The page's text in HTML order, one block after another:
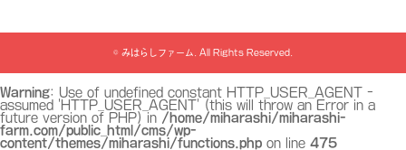
© みはらしファーム . All Rights Reserved.
Warning: Use of undefined constant HTTP_USER_AGENT -
assumed 'HTTP_USER_AGENT' (this will throw an Error in a
future version of PHP) in /home/miharashi/miharashi-
farm.com/public_html/cms/wp-
content/themes/miharashi/functions.php on line 475